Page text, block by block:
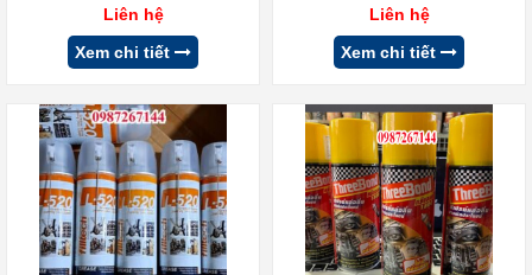
Liên hệ
Xem chi tiết
Liên hệ
Xem chi tiết